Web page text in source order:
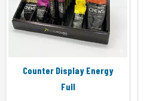
Counter Display Energy
Full